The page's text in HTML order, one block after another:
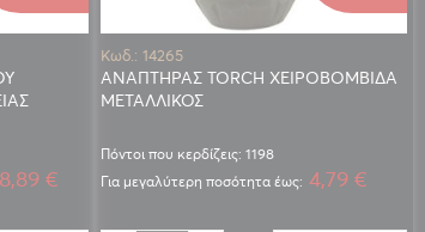
€
Κωδ.: 14265
ΑΝΑΠΤΗΡΑΣ TORCH ΧΕΙΡΟΒΟΜΒΙΔΑ
ΜΕΤΑΛΛΙΚΟΣ
Πόντοι που κερδίζεις: 1198
Για μεγαλύτερη ποσότητα έως: 4,79 €